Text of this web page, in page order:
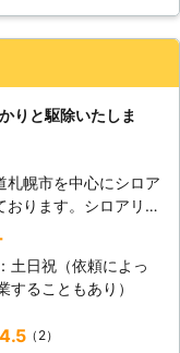
でシロアリを排除しま
てみてください。当社
でシロアリを駆除し
の食害を受ければ、
ないですよね。当社
ニング事業も展開し
境面のことを考慮して
対応エリアは北海道に
、他には負けない技術
。末永くお客様とお
ので、「ベンリワン・
うぞご贔屓くださ
ビス面が充実してい
、保証期間中にま
りと駆除いたしま
札幌市を中心にシロア
おります。シロアリ
にお住まいの柱や床な
と食べ続ける習性があ
、早急に駆除を行わ
脆くなって倒壊してし
るのです。ただ自分で
で殺虫剤等を購入して
土日祝（依頼によっ
することもあり）
4.5（2）